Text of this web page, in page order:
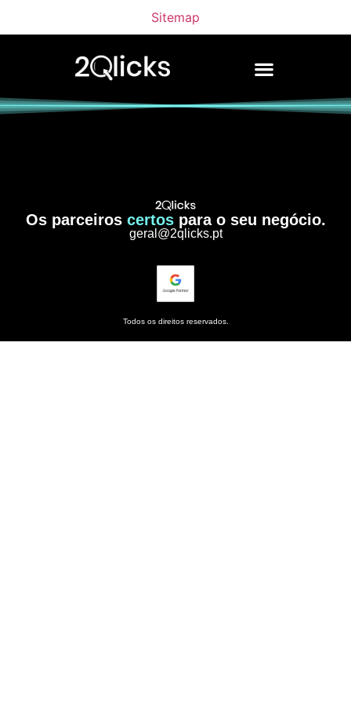
Sitemap
Os parceiros certospara o seu negócio.
geral@2qlicks.pt
Todos os direitos reservados.